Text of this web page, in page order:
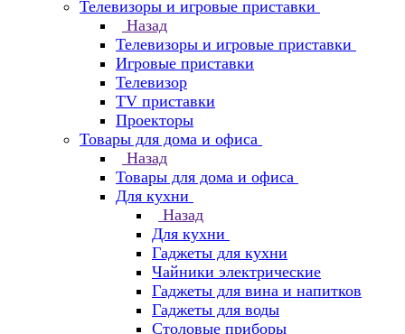
Телевизоры и игровые приставки
Назад
Телевизоры и игровые приставки
Игровые приставки
Телевизор
TV приставки
Проекторы
Товары для дома и офиса
Назад
Товары для дома и офиса
Для кухни
Назад
Для кухни
Гаджеты для кухни
Чайники электрические
Гаджеты для вина и напитков
Гаджеты для воды
Столовые приборы